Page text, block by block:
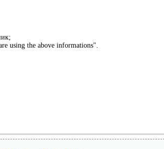
using the above informations".